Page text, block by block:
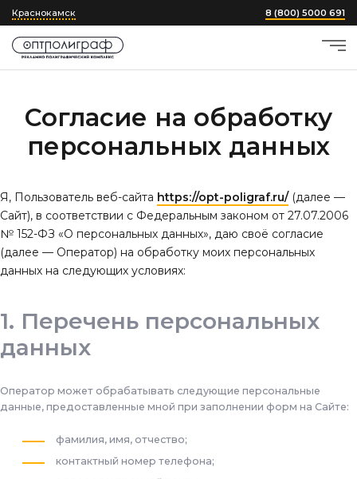
Краснокамск 8 (800) 5000 691
Согласие на обработку
персональных данных
Я, Пользователь веб-сайта https://opt-poligraf.ru/(далее —
Сайт), в соответствии с Федеральным законом от 27.07.2006
№ 152-ФЗ «О персональных данных», даю своё согласие
(далее — Оператор) на обработку моих персональных
данных на следующих условиях:
Перечень персональных
данных
Оператор может обрабатывать следующие персональные
данные, предоставленные мной при заполнении форм на Сайте:
фамилия, имя, отчество;
контактный номер телефона;